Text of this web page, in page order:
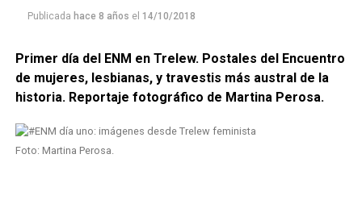
Publicada hace 8 años el 14/10/2018
Primer día del ENM en Trelew. Postales del Encuentro
de mujeres, lesbianas, y travestis más austral de la
historia. Reportaje fotográfico de Martina Perosa.
Foto: Martina Perosa.